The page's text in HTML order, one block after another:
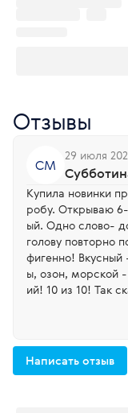
Отзывы
СМ
29 июля
Купила новинки
робу. Открываю
ый. Одно слово-
голову повторно
фигенно! Вкусный - цитрус, фрукты, цвет
ы, озон, морской
ий! 10 из 10! Так
Написать отзыв